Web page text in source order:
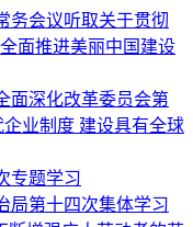
务会议听取关于贯彻
面推进美丽中国建设
面深化改革委员会第
业制度 建设具有全球
专题学习
局第十四次集体学习